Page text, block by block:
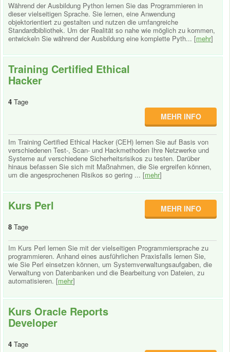
Während der Ausbildung Python lernen Sie das Programmieren in
dieser vielseitigen Sprache. Sie lernen, eine Anwendung
objektorientiert zu gestalten und nutzen die umfangreiche
Standardbibliothek. Um der Realität so nahe wie möglich zu kommen,
entwickeln Sie während der Ausbildung eine komplette Pyth... [mehr]
Training Certified Ethical
Hacker
4 Tage
MEHR INFO
Im Training Certified Ethical Hacker (CEH) lernen Sie auf Basis von
verschiedenen Test-, Scan- und Hackmethoden Ihre Netzwerke und
Systeme auf verschiedene Sicherheitsrisikos zu testen. Darüber
hinaus befassen Sie sich mit Maßnahmen, die Sie ergreifen können,
um die angesprochenen Risikos so gering ... [mehr]
Kurs Perl
8 Tage
MEHR INFO
Im Kurs Perl lernen Sie mit der vielseitigen Programmiersprache zu
programmieren. Anhand eines ausführlichen Praxisfalls lernen Sie,
wie Sie Perl einsetzen können, um Systemverwaltungsaufgaben, die
Verwaltung von Datenbanken und die Bearbeitung von Dateien, zu
automatisieren. [mehr]
Kurs Oracle Reports
Developer
4 Tage